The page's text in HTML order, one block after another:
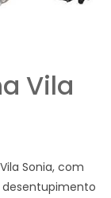
Vila
Sonia, com